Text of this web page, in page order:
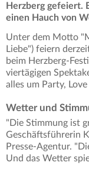
Herzberg gefeiert.
einen Hauch von
Unter dem Motto
Liebe") feiern
beim Herzberg-
viertägigen
alles um Party, Love
Wetter und
"Die Stimmung ist
Geschäftsführerin
Presse-Agentur.
Und das Wetter